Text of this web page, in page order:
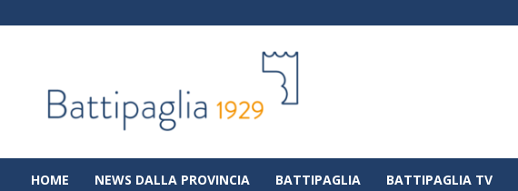
|
Notizie
dalla
città
di
HOME NEWS DALLA PROVINCIA BATTIPAGLIA BATTIPAGLIA TV